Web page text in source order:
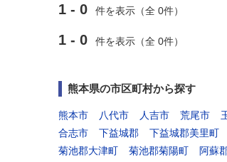
1 - 0 件を表示（全 0件）
1 - 0 件を表示（全 0件）
熊本県の市区町村から探す
熊本市 八代市 人吉市 荒尾市
合志市
下益城郡 下益城郡美里町
菊池郡大津町
菊池郡菊陽町 阿蘇